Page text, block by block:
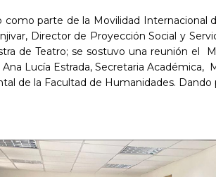
como parte de la Movilidad Internacional
Director de Proyección Social y
de Teatro; se sostuvo una reunión el
Lucía Estrada, Secretaria
de la Facultad de Humanidades.